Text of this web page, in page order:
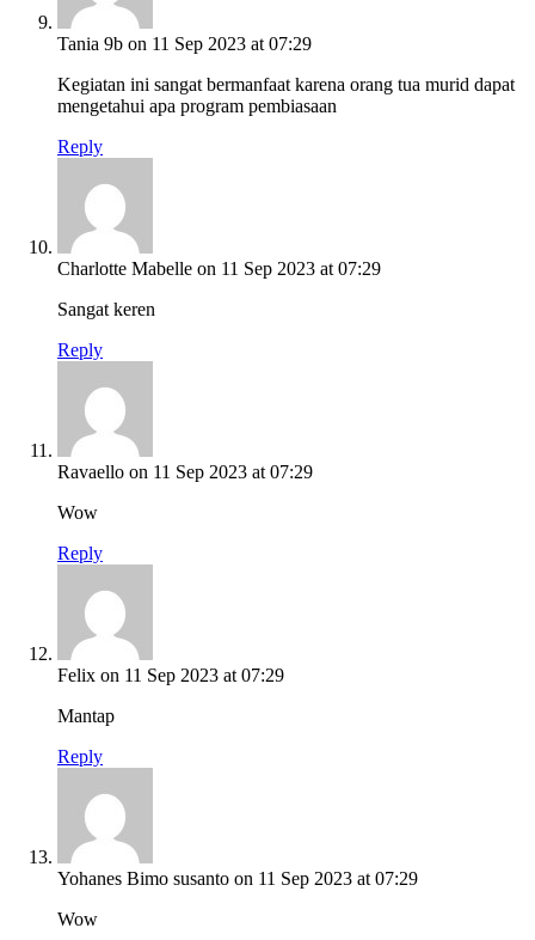
Tania 9b on 11 Sep 2023 at 07:29
Kegiatan ini sangat bermanfaat karena orang tua murid dapat
mengetahui apa program pembiasaan
Reply
Charlotte Mabelle on 11 Sep 2023 at 07:29
Sangat keren
Reply
Ravaello on 11 Sep 2023 at 07:29
Wow
Reply
Felix on 11 Sep 2023 at 07:29
Mantap
Reply
Yohanes Bimo susanto on 11 Sep 2023 at 07:29
Wow